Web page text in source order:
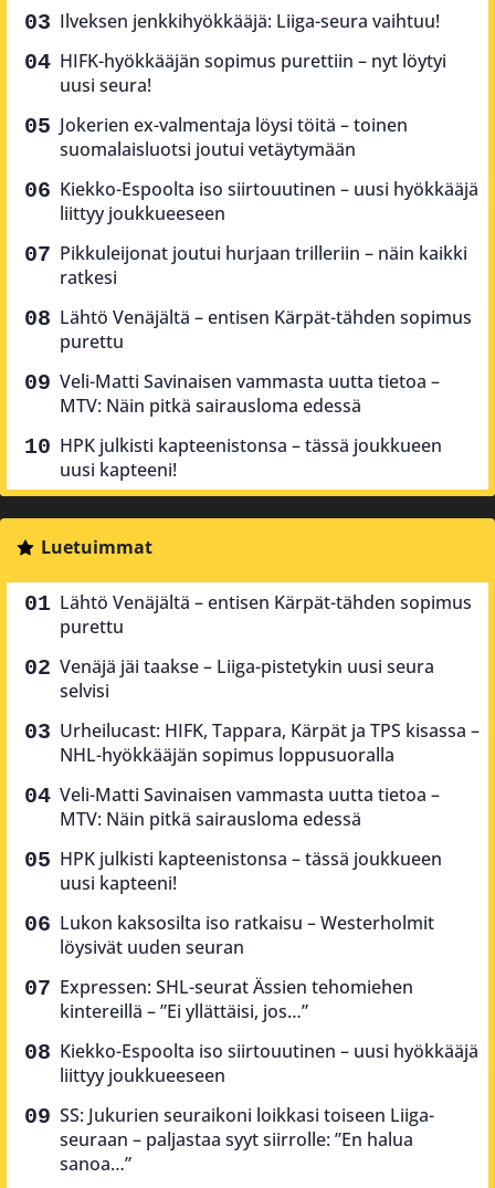
Ilveksen jenkkihyökkääjä: Liiga-seura vaihtuu!
HIFK-hyökkääjän sopimus purettiin – nyt löytyi
uusi seura!
Jokerien ex-valmentaja löysi töitä – toinen
suomalaisluotsi joutui vetäytymään
Kiekko-Espoolta iso siirtouutinen – uusi hyökkääjä
liittyy joukkueeseen
Pikkuleijonat joutui hurjaan trilleriin – näin kaikki
ratkesi
Lähtö Venäjältä – entisen Kärpät-tähden sopimus
purettu
Veli-Matti Savinaisen vammasta uutta tietoa –
MTV: Näin pitkä sairausloma edessä
HPK julkisti kapteenistonsa – tässä joukkueen
uusi kapteeni!
Luetuimmat
Lähtö Venäjältä – entisen Kärpät-tähden sopimus
purettu
Venäjä jäi taakse – Liiga-pistetykin uusi seura
selvisi
Urheilucast: HIFK, Tappara, Kärpät ja TPS kisassa –
NHL-hyökkääjän sopimus loppusuoralla
Veli-Matti Savinaisen vammasta uutta tietoa –
MTV: Näin pitkä sairausloma edessä
HPK julkisti kapteenistonsa – tässä joukkueen
uusi kapteeni!
Lukon kaksosilta iso ratkaisu – Westerholmit
löysivät uuden seuran
Expressen: SHL-seurat Ässien tehomiehen
kintereillä – ”Ei yllättäisi, jos…”
Kiekko-Espoolta iso siirtouutinen – uusi hyökkääjä
liittyy joukkueeseen
SS: Jukurien seuraikoni loikkasi toiseen Liiga-
seuraan – paljastaa syyt siirrolle: ”En halua
sanoa…”